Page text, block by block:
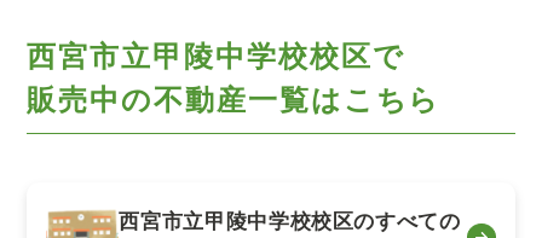
西宮市立甲陵中学校校区で
販売中の不動産一覧はこちら
西宮市立甲陵中学校校区のすべての